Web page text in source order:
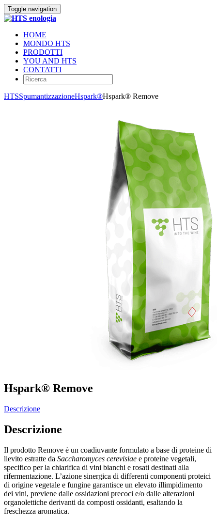
Toggle navigation
HOME
MONDO HTS
PRODOTTI
YOU AND HTS
CONTATTI
HTSSpumantizzazioneHspark®Hspark® Remove
Hspark® Remove
Descrizione
Descrizione
Il prodotto Remove è un coadiuvante formulato a base di proteine di
lievito estratte da Saccharomyces cerevisiae e proteine vegetali,
specifico per la chiarifica di vini bianchi e rosati destinati alla
rifermentazione. L’azione sinergica di differenti componenti proteici
di origine vegetale e fungine garantisce un elevato illimpidimento
dei vini, previene dalle ossidazioni precoci e/o dalle alterazioni
organolettiche derivanti da composti ossidanti, esaltando la
freschezza aromatica.